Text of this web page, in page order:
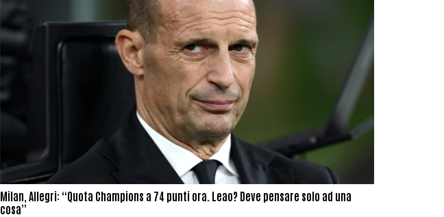
Milan, Allegri: “Quota Champions a 74 punti ora. Leao? Deve pensare solo ad una
cosa”